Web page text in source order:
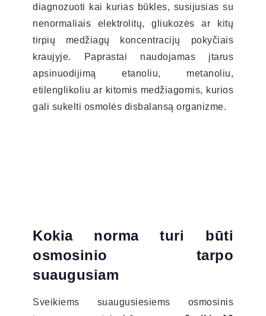
diagnozuoti kai kurias būkles, susijusias su
nenormaliais elektrolitų, gliukozės ar kitų
tirpių medžiagų koncentracijų pokyčiais
kraujyje. Paprastai naudojamas įtarus
apsinuodijimą etanoliu, metanoliu,
etilenglikoliu ar kitomis medžiagomis, kurios
gali sukelti osmolės disbalansą organizme.
Kokia norma turi būti
osmosinio tarpo
suaugusiam
Sveikiems suaugusiesiems osmosinis